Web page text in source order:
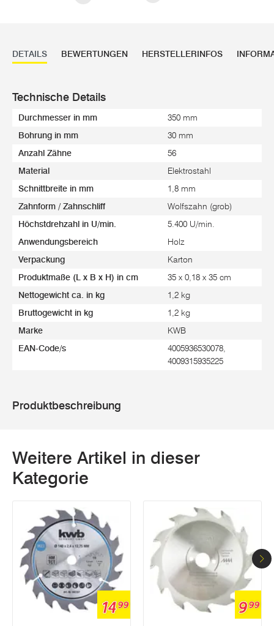
DETAILS BEWERTUNGEN HERSTELLERINFOS
Technische Details
Durchmesser in mm 350 mm
Bohrung in mm 30 mm
Anzahl Zähne 56
Material Elektrostahl
Schnittbreite in mm 1,8 mm
Zahnform / Zahnschliff Wolfszahn (grob)
Höchstdrehzahl in U/min. 5.400 U/min.
Anwendungsbereich Holz
Verpackung Karton
Produktmaße (L x B x H) in cm 35 x 0,18 x 35 cm
Nettogewicht ca. in kg 1,2 kg
Bruttogewicht in kg 1,2 kg
Marke KWB
EAN-Code/s
4005936530078,
4009315935225
Produktbeschreibung
Weitere Artikel in dieser
Kategorie
1499 999